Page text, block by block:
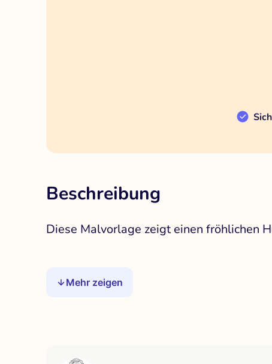
Beschreibung
Diese Malvorlage zeigt einen fröhlichen
Mehr zeigen